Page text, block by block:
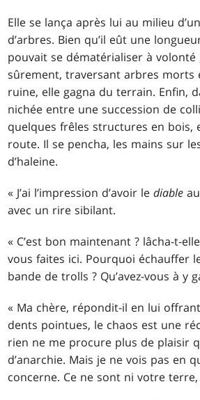
Elle se lança après lui au milieu
d’arbres. Bien qu’il eût une
pouvait se dématérialiser à
sûrement, traversant arbres morts
ruine, elle gagna du terrain. Enfin,
nichée entre une succession de
quelques frêles structures en bois,
route. Il se pencha, les mains sur
d’haleine.
« J’ai l’impression d’avoir lediable
avec un rire sibilant.
« C’est bon maintenant ? lâcha-t-
vous faites ici. Pourquoi échauffer
bande de trolls ? Qu’avez-vous à y
« Ma chère, répondit-il en lui
dents pointues, le chaos est une
rien ne me procure plus de plaisir
d’anarchie. Mais je ne vois pas en
concerne. Ce ne sont ni votre